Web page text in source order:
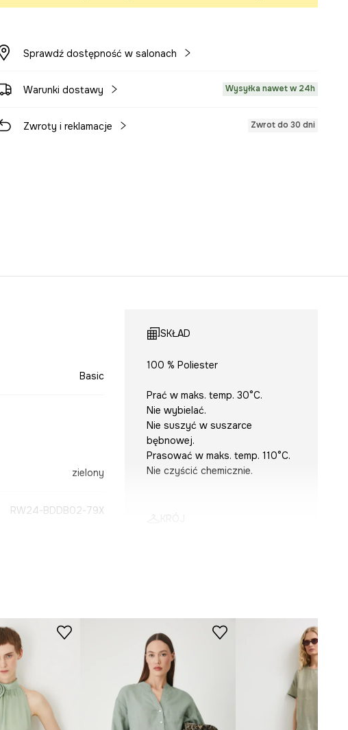
Sprawdź dostępność w salonach
Warunki dostawy Wysyłka nawet w 24h
Zwroty i reklamacje Zwrot do 30 dni
Basic
zielony
RW24-BDDB02-79X
SKŁAD
100 % Poliester
Prać w maks. temp. 30°C.
Nie wybielać.
Nie suszyć w suszarce
bębnowej.
Prasować w maks. temp. 110°C.
Nie czyścić chemicznie.
Zobacz wymiary produktu